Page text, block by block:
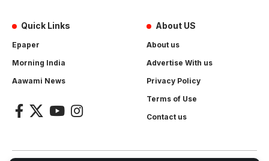
Quick Links
Epaper
Morning India
Aawami News
About US
About us
Advertise With us
Privacy Policy
Terms of Use
Contact us